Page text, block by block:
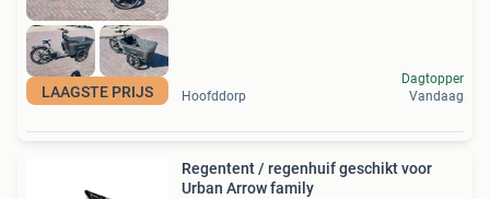
LAAGSTE PRIJS Hoofddorp
Dagtopper
Vandaag
Regentent / regenhuif geschikt voor
Urban Arrow family